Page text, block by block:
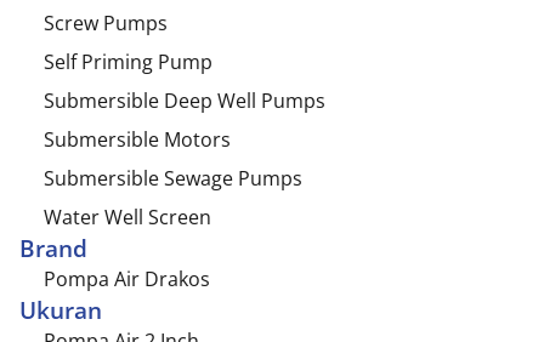
Screw Pumps
Self Priming Pump
Submersible Deep Well Pumps
Submersible Motors
Submersible Sewage Pumps
Water Well Screen
Brand
Pompa Air Drakos
Ukuran